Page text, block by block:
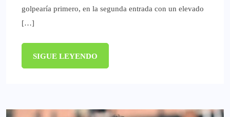
golpearía primero, en la segunda entrada con un elevado
[…]
SIGUE LEYENDO